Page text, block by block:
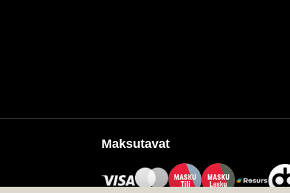
Maksutavat
MASKU
Tili
MASKU
Lasku